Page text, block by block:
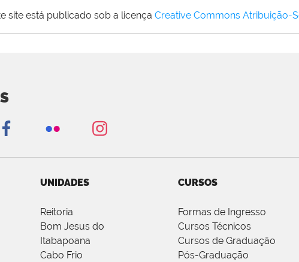
site está publicado sob a licença Creative Commons Atribuição-
UNIDADES
Reitoria
Bom Jesus do
Itabapoana
Cabo Frio
CURSOS
Formas de Ingresso
Cursos Técnicos
Cursos de Graduação
Pós-Graduação